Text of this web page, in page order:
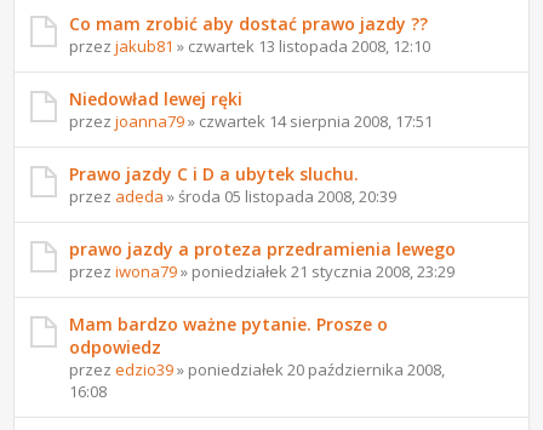
Co mam zrobić aby dostać prawo jazdy ??
przezjakub81 » czwartek 13 listopada 2008, 12:10
Niedowład lewej ręki
przezjoanna79» czwartek 14 sierpnia 2008, 17:51
Prawo jazdy C i D a ubytek sluchu.
przez adeda » środa 05 listopada 2008, 20:39
prawo jazdy a proteza przedramienia lewego
przeziwona79» poniedziałek 21 stycznia 2008, 23:29
Mam bardzo ważne pytanie. Prosze o
odpowiedz
przezedzio39» poniedziałek 20 października 2008,
16:08